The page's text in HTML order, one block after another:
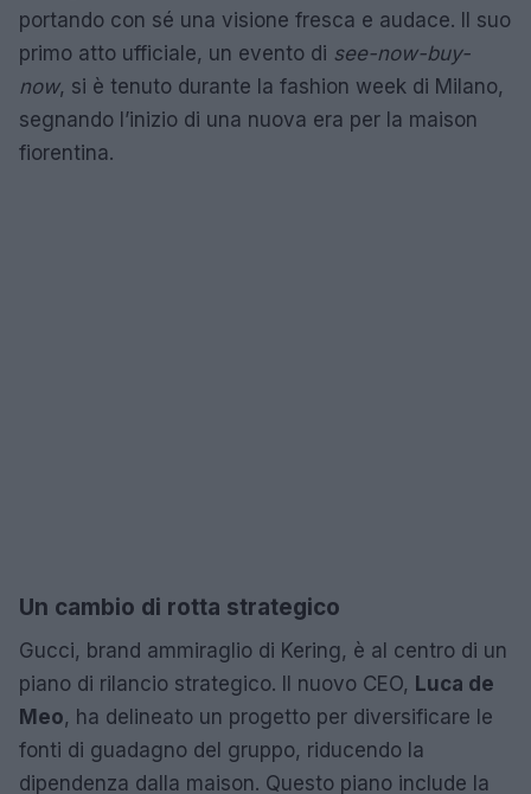
portando con sé una visione fresca e audace. Il suo
primo atto ufficiale, un evento di see-now-buy-
now, si è tenuto durante la fashion week di Milano,
segnando l’inizio di una nuova era per la maison
fiorentina.
Un cambio di rotta strategico
Gucci, brand ammiraglio di Kering, è al centro di un
piano di rilancio strategico. Il nuovo CEO, Luca de
Meo, ha delineato un progetto per diversificare le
fonti di guadagno del gruppo, riducendo la
dipendenza dalla maison. Questo piano include la